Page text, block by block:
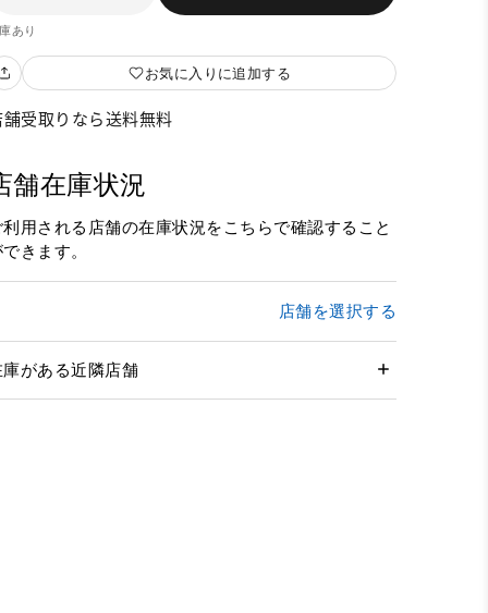
あり
お気に入りに追加する
舗受取りなら送料無料
舗在庫状況
利用される店舗の在庫状況をこちらで確認すること
きます。
店舗を選択する
庫がある近隣店舗